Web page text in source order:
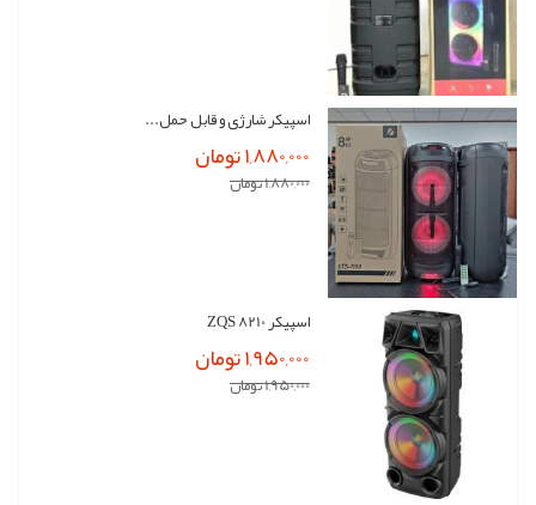
اسپیکر شارژی و قابل حمل...
1,880,000 تومان
1,880,000 تومان
اسپیکر ZQS 8210
1,950,000 تومان
1,950,000 تومان